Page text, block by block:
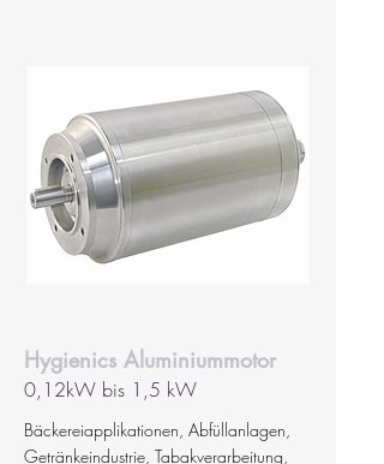
Hygienics Aluminiummotor
0,12kW bis 1,5 kW
Bäckereiapplikationen, Abfüllanlagen,
Getränkeindustrie, Tabakverarbeitung,